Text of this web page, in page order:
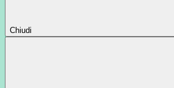
Chiudi